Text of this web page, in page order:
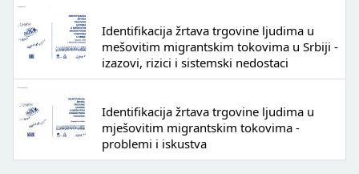
Identifikacija žrtava trgovine ljudima u
mešovitim migrantskim tokovima u Srbiji -
izazovi, rizici i sistemski nedostaci
Identifikacija žrtava trgovine ljudima u
mješovitim migrantskim tokovima -
problemi i iskustva